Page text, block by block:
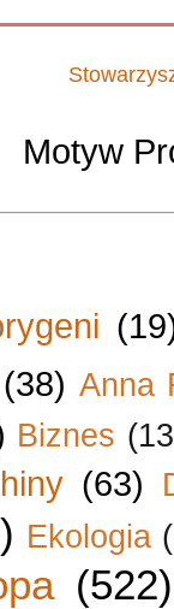
Motyw
(38) Anna
Biznes
(63)
Ekologia
(522)